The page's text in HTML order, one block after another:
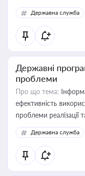
Державна служба
Державні
проблеми
Про що тема:
ефективність
проблеми реалізації
Державна служба